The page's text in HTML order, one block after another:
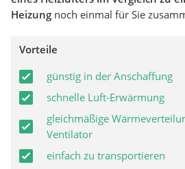
Heizung noch einmal für Sie
Vorteile
günstig in der Anschaffung
schnelle Luft-Erwärmung
gleichmäßige
Ventilator
einfach zu transportieren